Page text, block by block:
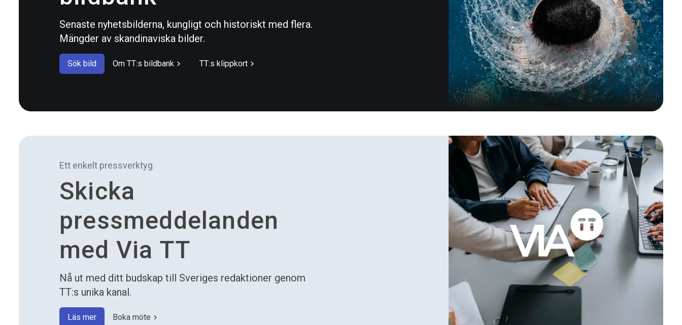
Senaste nyhetsbilderna, kungligt och historiskt med flera.
Mängder av skandinaviska bilder.
Sök bild Om TT:s bildbank chevron_right TT:s klippkort chevron_right
Ett enkelt pressverktyg
Skicka
pressmeddelanden
med Via TT
Nå ut med ditt budskap till Sveriges redaktioner genom
TT:s unika kanal.
Läs mer Boka möte chevron_right